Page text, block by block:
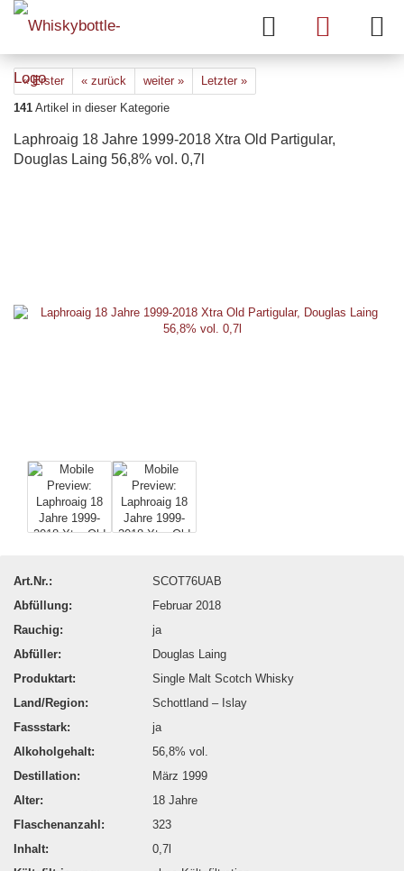
« Erster « zurück weiter »
Letzter »
141 Artikel in dieser Kategorie
Laphroaig 18 Jahre 1999-2018 Xtra Old Partigular,
Douglas Laing 56,8% vol. 0,7l
Art.Nr.:
SCOT76UAB
Abfüllung:
Februar 2018
Rauchig:
ja
Abfüller:
Douglas Laing
Produktart:
Single Malt Scotch Whisky
Land/Region:
Schottland – Islay
Fassstark:
ja
Alkoholgehalt:
56,8% vol.
Destillation:
März 1999
Alter:
18 Jahre
Flaschenanzahl:
323
Inhalt:
0,7l